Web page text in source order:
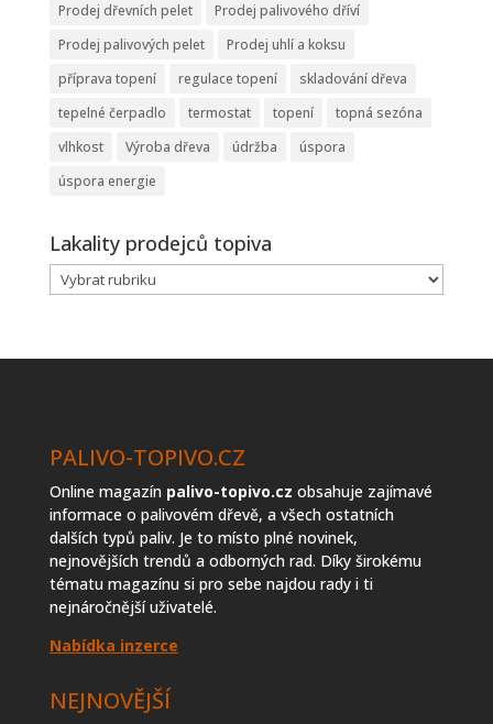
Prodej dřevních pelet
Prodej palivového dříví
Prodej palivových pelet
Prodej uhlí a koksu
příprava topení
regulace topení
skladování dřeva
tepelné čerpadlo
termostat topení
topná sezóna
vlhkost
Výroba dřeva údržba
úspora
úspora energie
Lakality prodejců topiva
Lakality
prodejců
PALIVO-TOPIVO.CZ
Online magazín palivo-topivo.cz obsahuje zajímavé
informace o palivovém dřevě, a všech ostatních
dalších typů paliv. Je to místo plné novinek,
nejnovějších trendů a odborných rad. Díky širokému
tématu magazínu si pro sebe najdou rady i ti
nejnáročnější uživatelé.
Nabídka inzerce
NEJNOVĚJŠÍ